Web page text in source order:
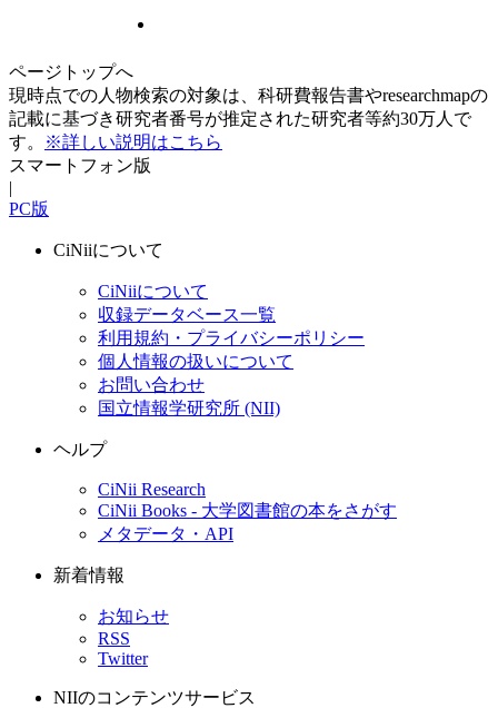
ページトップへ
現時点での人物検索の対象は、科研費報告書やresearchmapの
記載に基づき研究者番号が推定された研究者等約30万人で
す。
※詳しい説明はこちら
スマートフォン版
|
PC版
CiNiiについて
CiNiiについて
収録データベース一覧
利用規約・プライバシーポリシー
個人情報の扱いについて
お問い合わせ
国立情報学研究所 (NII)
ヘルプ
CiNii Research
CiNii Books - 大学図書館の本をさがす
メタデータ・API
新着情報
お知らせ
RSS
Twitter
NIIのコンテンツサービス